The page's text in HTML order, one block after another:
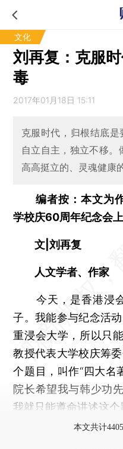
文化
刘再复：克服
毒
2017年01月18日 15:11
克服时代，归根结底是
自立自主，独立不移
高高挺立的、灵魂健康
编者按：本文为
学校庆60周年纪念会
文|刘再复
人文学者、作家
今天，是香港浸会
子。我能参与纪念活
重浸会大学，所以只
教授代表大学校庆筹
个题目，叫作“四大名
院长希望我与韩少功
我就只能遵命讲述这个
本文共计